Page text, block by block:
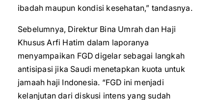
ibadah maupun kondisi kesehatan,” tandasnya.
Sebelumnya, Direktur Bina Umrah dan Haji
Khusus Arfi Hatim dalam laporanya
menyampaikan FGD digelar sebagai langkah
antisipasi jika Saudi menetapkan kuota untuk
jamaah haji Indonesia. “FGD ini menjadi
kelanjutan dari diskusi intens yang sudah